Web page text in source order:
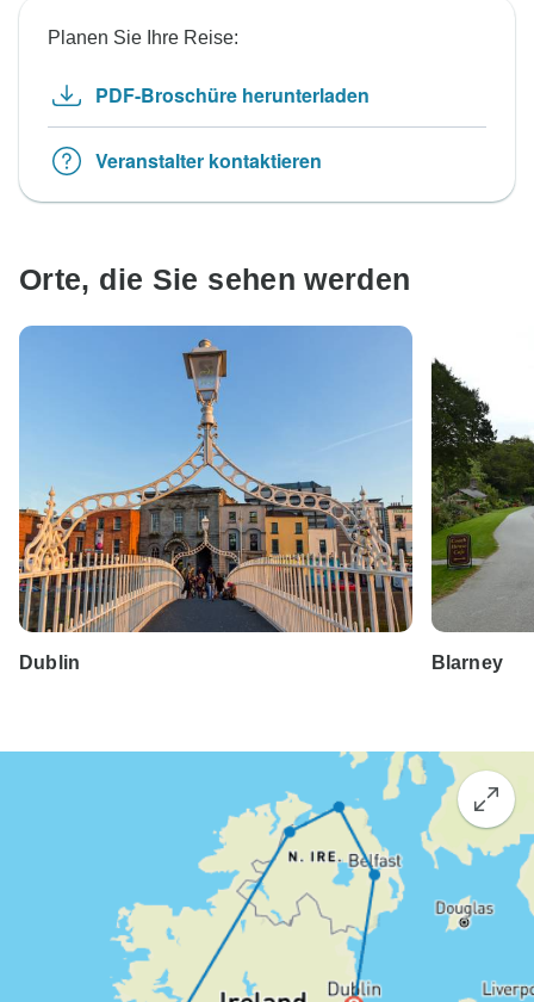
Planen Sie Ihre Reise:
PDF-Broschüre herunterladen
Veranstalter kontaktieren
Orte, die Sie sehen werden
Dublin Blarney